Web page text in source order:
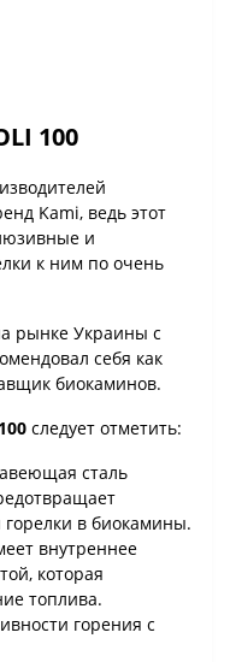
100
Kami, ведь этот
и
к ним по очень
рынке Украины с
себя как
биокаминов.
следует отметить:
сталь
в биокамины.
внутреннее
которая
топлива.
горения с